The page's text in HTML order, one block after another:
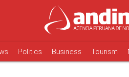
Politics Business Tourism